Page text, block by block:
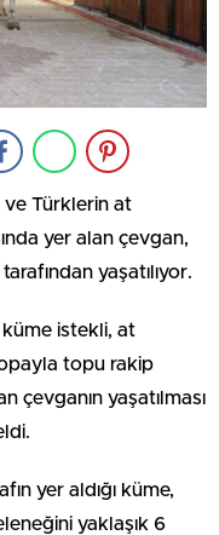
ve Türklerin at
yer alan çevgan,
yaşatılıyor.
küme istekli, at
topu rakip
çevganın yaşatılması
yer aldığı küme,
yaklaşık 6